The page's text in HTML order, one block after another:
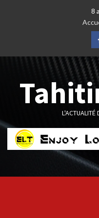
8
L'ACTUALITÉ